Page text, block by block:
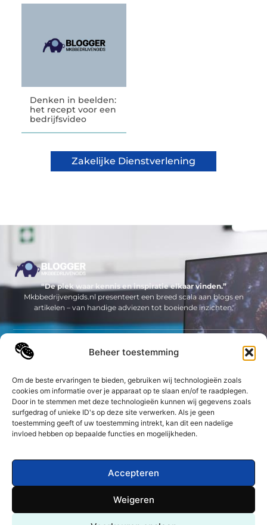
Beheer toestemming
Om de beste ervaringen te bieden, gebruiken wij technologieën zoals
cookies om informatie over je apparaat op te slaan en/of te raadplegen.
Door in te stemmen met deze technologieën kunnen wij gegevens zoals
surfgedrag of unieke ID's op deze site verwerken. Als je geen
toestemming geeft of uw toestemming intrekt, kan dit een nadelige
invloed hebben op bepaalde functies en mogelijkheden.
Accepteren
Weigeren
Top
Denken in beelden:
het recept voor een
bedrijfsvideo
Zakelijke Dienstverlening
“De plek waar kennis en inspiratie elkaar vinden.”
Mkbbedrijvengids.nl presenteert een breed scala aan blogs en
artikelen – van handige adviezen tot boeiende inzichten.
De best gelezen stukken op een rij
Zocht u naar tuin egaliseren prijs?
EEN SNELLE BLIK OP SEO
Allerlei soorten kartonnen labels laten maken
Bericht categorie
Neem contact met ons op